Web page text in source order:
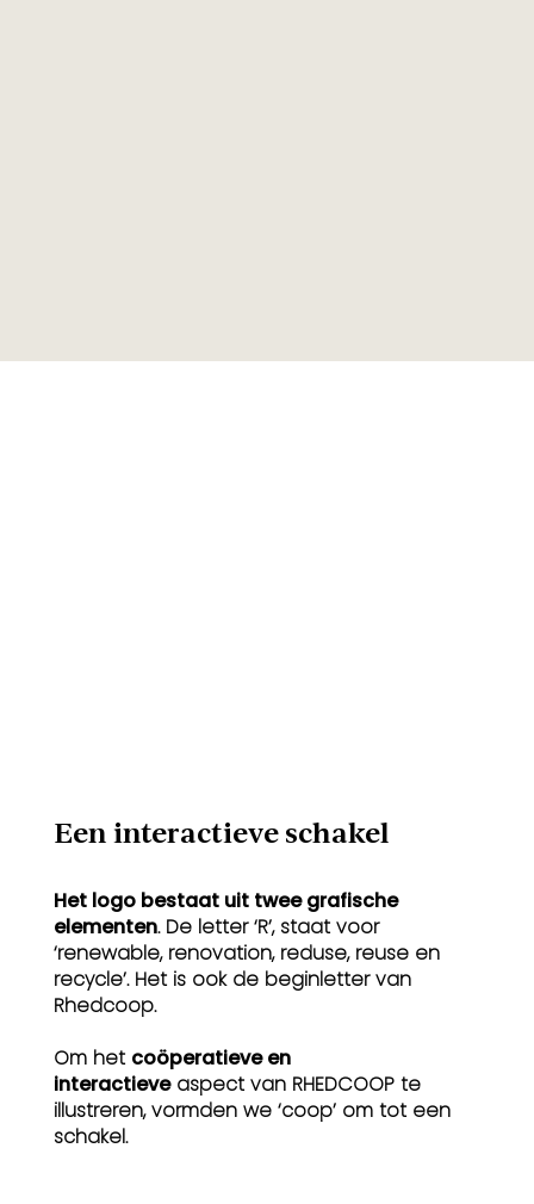
Een interactieve schakel
Het logo bestaat uit twee grafische
elementen. De letter ‘R’, staat voor
‘renewable, renovation, reduse, reuse en
recycle’. Het is ook de beginletter van
Rhedcoop.
Om het coöperatieve en
interactieveaspect van RHEDCOOP te
illustreren, vormden we ‘coop’ om tot een
schakel.